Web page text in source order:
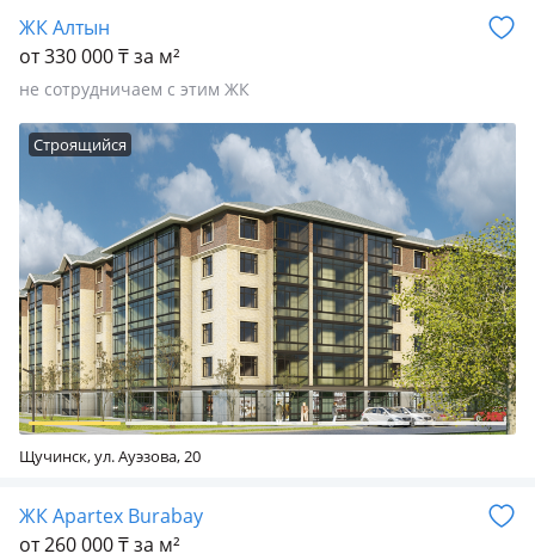
ЖК Алтын
от 330 000 ₸ за м²
не сотрудничаем с этим ЖК
Строящийся
Щучинск, ул. Ауэзова, 20
ЖК Apartex Burabay
от 260 000 ₸ за м²